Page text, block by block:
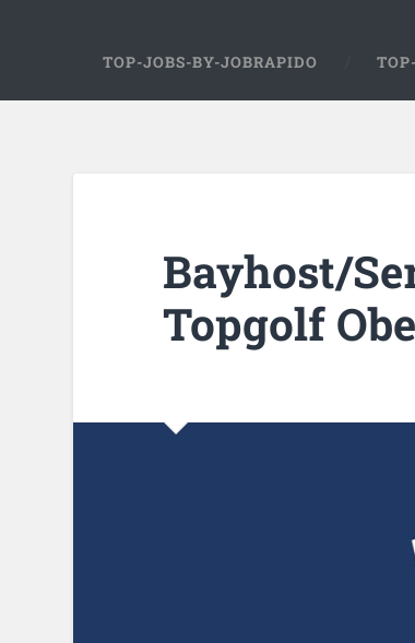
TOP-JOBS-BY-JOBRAPIDO
Bayhost/
Topgolf